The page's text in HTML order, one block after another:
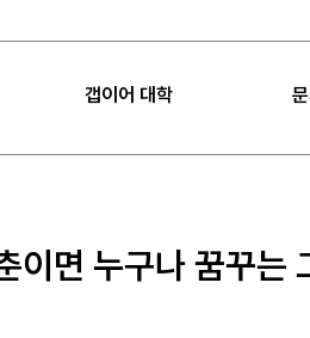
갭이어 대학
갭이어 미션
이면 누구나 꿈꾸는